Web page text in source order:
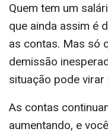
Quem tem um
que ainda assim é
as contas. Mas só
demissão
situação pode
As contas
aumentando, e